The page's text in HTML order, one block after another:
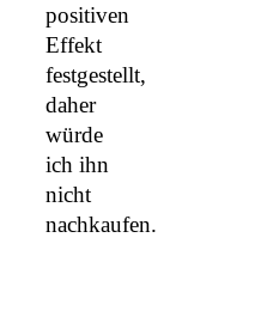
positiven
Effekt
festgestellt,
daher
würde
ich ihn
nicht
nachkaufen.